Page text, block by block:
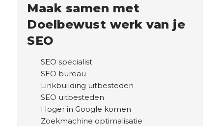
Maak samen met
Doelbewust werk van je
SEO
SEO specialist
SEO bureau
Linkbuilding uitbesteden
SEO uitbesteden
Hoger in Google komen
Zoekmachine optimalisatie